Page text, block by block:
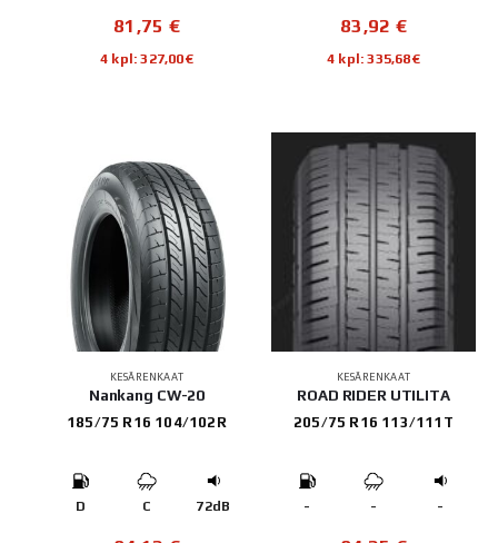
81,75 €
4 kpl: 327,00€
83,92 €
4 kpl: 335,68€
KESÄRENKAAT
Nankang CW-20
185/75 R16 104/102R
D C 72dB
KESÄRENKAAT
ROAD RIDER UTILITA
205/75 R16 113/111T
- - -